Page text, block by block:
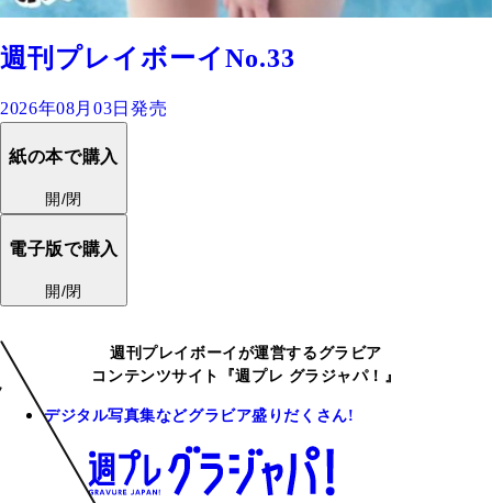
週刊プレイボーイNo.33
2026年08月03日発売
紙の本で購入
開/閉
電子版で購入
開/閉
週刊プレイボーイが運営するグラビア
コンテンツサイト『週プレ グラジャパ！』
デジタル写真集などグラビア盛りだくさん!